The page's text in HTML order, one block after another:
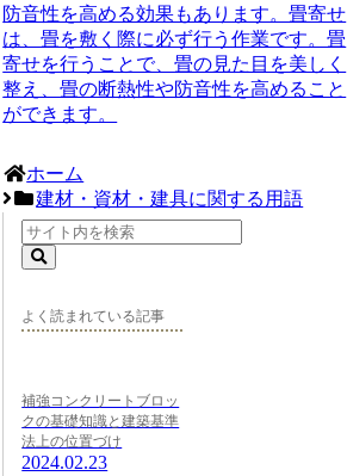
防音性を高める効果もあります。畳寄せ
は、畳を敷く際に必ず行う作業です。畳
寄せを行うことで、畳の見た目を美しく
整え、畳の断熱性や防音性を高めること
ができます。
ホーム
建材・資材・建具に関する用語
よく読まれている記事
補強コンクリートブロッ
クの基礎知識と建築基準
法上の位置づけ
2024.02.23